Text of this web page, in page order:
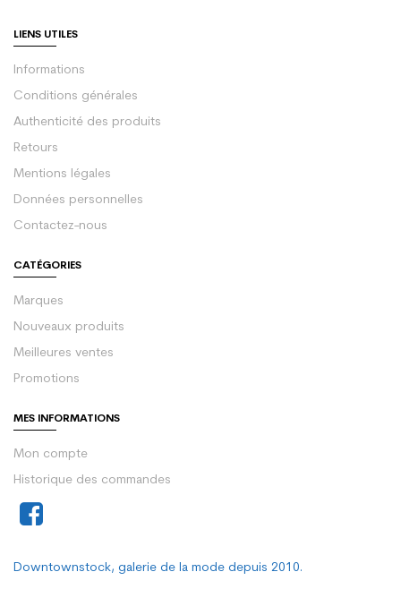
LIENS UTILES
Informations
Conditions générales
Authenticité des produits
Retours
Mentions légales
Données personnelles
Contactez-nous
CATÉGORIES
Marques
Nouveaux produits
Meilleures ventes
Promotions
MES INFORMATIONS
Mon compte
Historique des commandes
Downtownstock, galerie de la mode depuis 2010.